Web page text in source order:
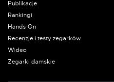
Publikacje
Rankingi
Hands-On
Recenzje i testy zegarków
Wideo
Zegarki damskie